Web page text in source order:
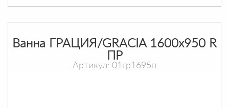
Ванна ГРАЦИЯ/GRACIA 1600х950 R
ПР
Артикул: 01гр1695п